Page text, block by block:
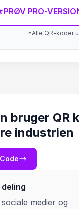
PRØV PRO-
*Alle QR-koder
bruger QR
industrien
deling
medier og